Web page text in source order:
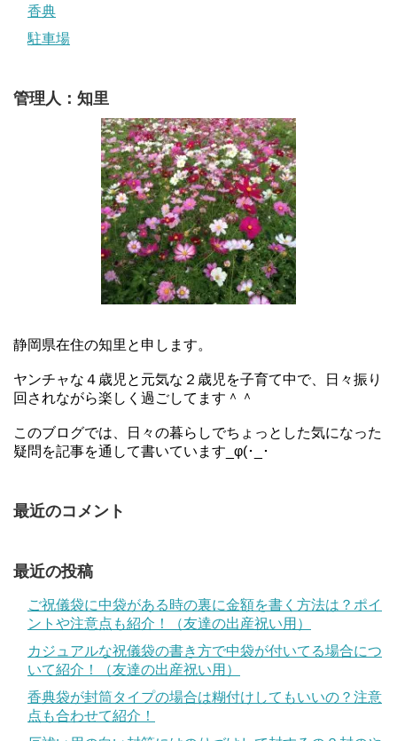
香典
駐車場
管理人：知里
静岡県在住の知里と申します。
ヤンチャな４歳児と元気な２歳児を子育て中で、日々振り
回されながら楽しく過ごしてます＾＾
このブログでは、日々の暮らしでちょっとした気になった
疑問を記事を通して書いています_φ(･_･
最近のコメント
最近の投稿
ご祝儀袋に中袋がある時の裏に金額を書く方法は？ポイ
ントや注意点も紹介！（友達の出産祝い用）
カジュアルな祝儀袋の書き方で中袋が付いてる場合につ
いて紹介！（友達の出産祝い用）
香典袋が封筒タイプの場合は糊付けしてもいいの？注意
点も合わせて紹介！